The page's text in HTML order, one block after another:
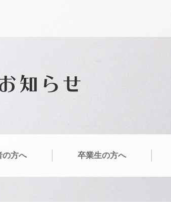
知らせ
の方へ 卒業生の方へ